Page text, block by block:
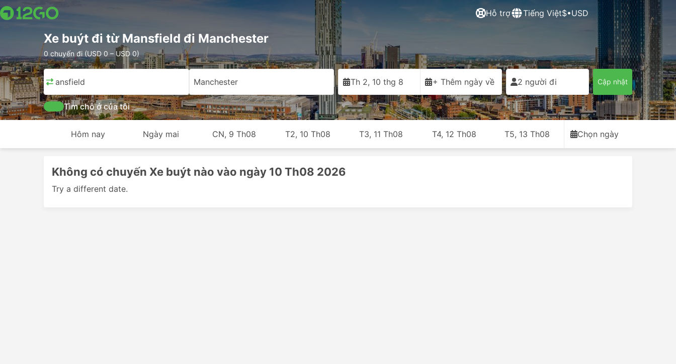
Hỗ trợ Tiếng Việt$•USD
Xe buýt đi từ Mansfield đi Manchester
0 chuyến đi (USD 0 – USD 0)
Mansfield Manchester Th 2, 10 thg 8 + Thêm ngày về 2 người đi Cập nhật
Tìm chỗ ở của tôi
Hôm nay Ngày mai CN, 9 Th08 T2, 10 Th08 T3, 11 Th08 T4, 12 Th08 T5, 13 Th08 Chọn ngày
Không có chuyến Xe buýt nào vào ngày 10 Th08 2026
Try a different date.